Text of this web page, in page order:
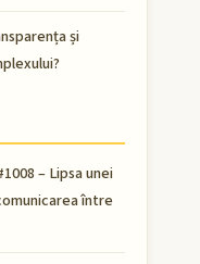
și
– Lipsa unei
între